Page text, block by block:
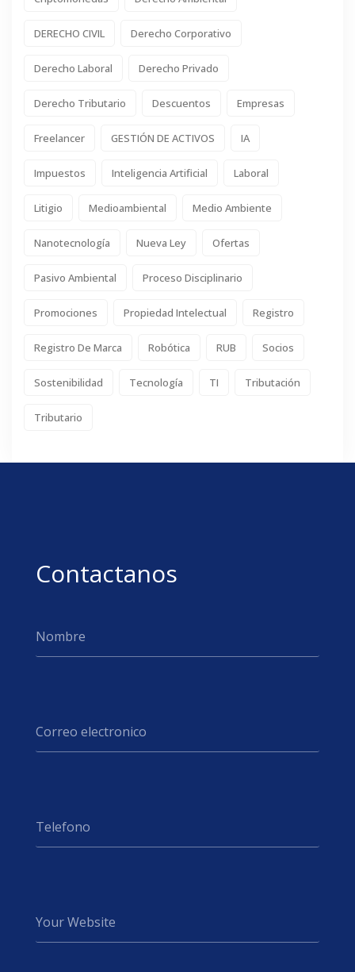
DERECHO CIVIL Derecho Corporativo
Derecho Laboral Derecho Privado
Derecho Tributario Descuentos Empresas
Freelancer GESTIÓN DE ACTIVOS IA
Impuestos Inteligencia Artificial Laboral
Litigio Medioambiental Medio Ambiente
Nanotecnología Nueva Ley Ofertas
Pasivo Ambiental Proceso Disciplinario
Promociones Propiedad Intelectual Registro
Registro De Marca Robótica RUB Socios
Sostenibilidad Tecnología TI Tributación
Tributario
Contactanos